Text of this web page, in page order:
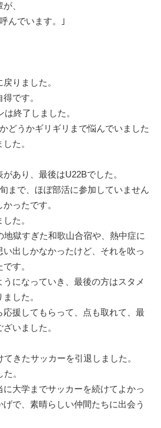
、
んでいます。｣
りました。
です。
終了しました。
どうかギリギリまで悩んでいました
た。
あり、最後はU22Bでした。
まで、ほぼ部活に参加していません
ったです。
た。
獄すぎた和歌山合宿や、熱中症に
出しかなかったけど、それを吹っ
す。
になっていき、最後の方はスタメ
した。
応援してもらって、点も取れて、最
いました。
きたサッカーを引退しました。
。
大学までサッカーを続けてよかっ
で、素晴らしい仲間たちに出会う